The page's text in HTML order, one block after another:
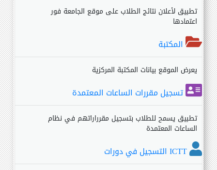
تطبيق لأعلان نتائج الطلاب على موقع الجامعة فور
اعتمادها
المكتبة
يعرض الموقع بيانات المكتبة المركزية
تسجيل مقررات الساعات المعتمدة
تطبيق يسمح للطلاب بتسجيل مقرراراتهم في نظام
الساعات المعتمدة
ICTT التسجيل في دورات